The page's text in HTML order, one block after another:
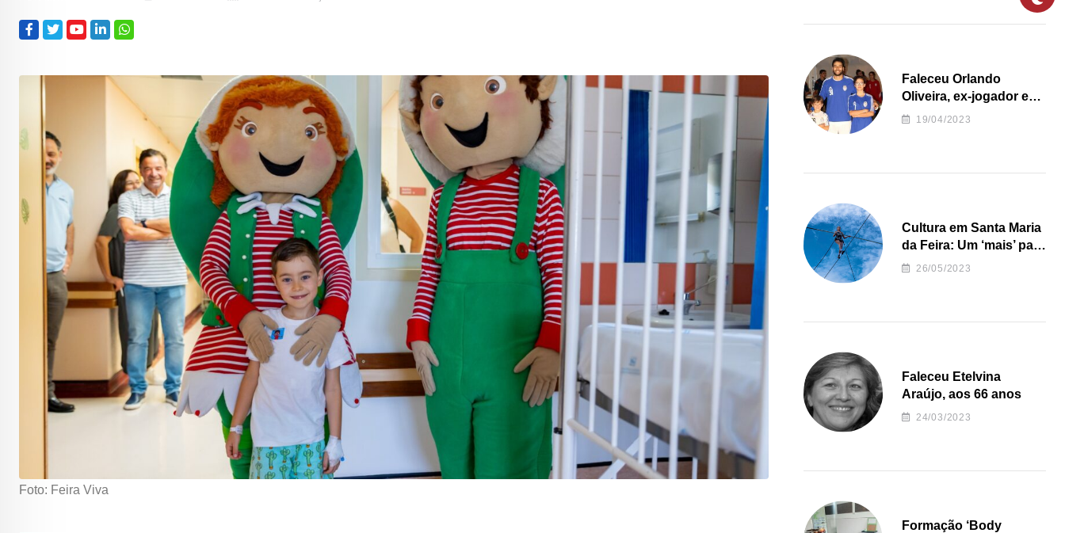
Foto: Feira Viva
Faleceu Orlando
Oliveira, ex-jogador e
treinador da formação
19/04/2023
Cultura em Santa Maria
da Feira: Um ‘mais’ para
o Concelho
26/05/2023
Faleceu Etelvina
Araújo, aos 66 anos
24/03/2023
Formação ‘Body